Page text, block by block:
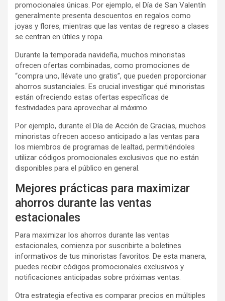
promocionales únicas. Por ejemplo, el Día de San Valentín
generalmente presenta descuentos en regalos como
joyas y flores, mientras que las ventas de regreso a clases
se centran en útiles y ropa.
Durante la temporada navideña, muchos minoristas
ofrecen ofertas combinadas, como promociones de
“compra uno, llévate uno gratis”, que pueden proporcionar
ahorros sustanciales. Es crucial investigar qué minoristas
están ofreciendo estas ofertas específicas de
festividades para aprovechar al máximo.
Por ejemplo, durante el Día de Acción de Gracias, muchos
minoristas ofrecen acceso anticipado a las ventas para
los miembros de programas de lealtad, permitiéndoles
utilizar códigos promocionales exclusivos que no están
disponibles para el público en general.
Mejores prácticas para maximizar
ahorros durante las ventas
estacionales
Para maximizar los ahorros durante las ventas
estacionales, comienza por suscribirte a boletines
informativos de tus minoristas favoritos. De esta manera,
puedes recibir códigos promocionales exclusivos y
notificaciones anticipadas sobre próximas ventas.
Otra estrategia efectiva es comparar precios en múltiples